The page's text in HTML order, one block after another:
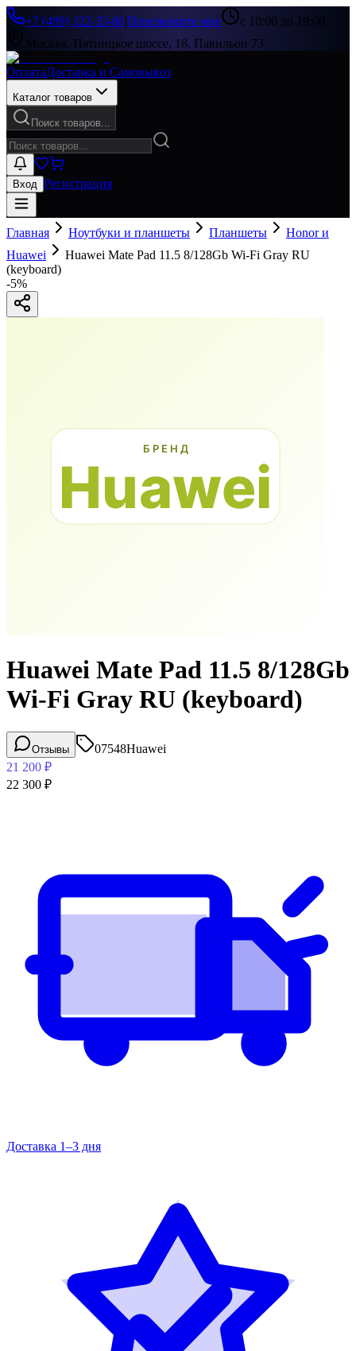
+7 (499) 322-33-86|Перезвоните мне
с 10:00 до 19:00
Москва, Пятницкое шоссе, 18, Павильон 73
ОплатаДоставка и Самовывоз
Каталог товаров
Поиск товаров...
Вход Регистрация
Главная Ноутбуки и планшеты Планшеты
Honor и
Huawei
Huawei Mate Pad 11.5 8/128Gb Wi-Fi Gray RU
(keyboard)
-5%
Huawei Mate Pad 11.5 8/128Gb
Wi-Fi Gray RU (keyboard)
Отзывы 07548Huawei
21 200 ₽
22 300 ₽
Доставка 1–3 дня